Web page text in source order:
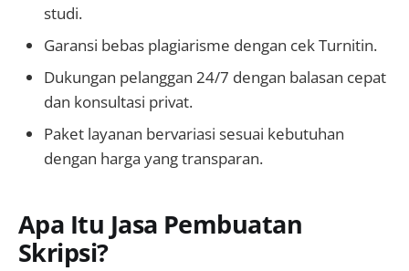
studi.
Garansi bebas plagiarisme dengan cek Turnitin.
Dukungan pelanggan 24/7 dengan balasan cepat
dan konsultasi privat.
Paket layanan bervariasi sesuai kebutuhan
dengan harga yang transparan.
Apa Itu Jasa Pembuatan
Skripsi?